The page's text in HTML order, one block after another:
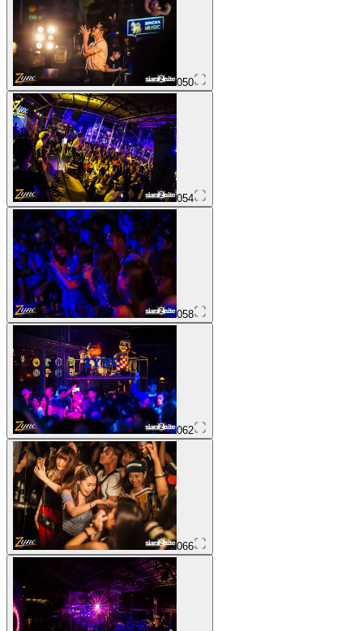
050
054
058
062
066